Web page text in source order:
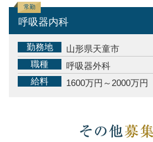
常勤
呼吸器内科
勤務地
山形県天童市
職種
呼吸器外科
給料
1600万円～2000万円